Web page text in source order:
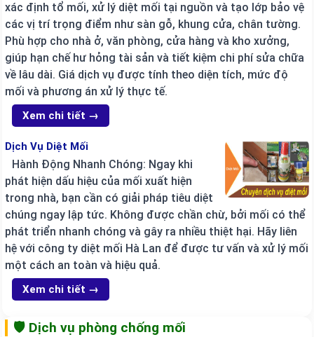
xác định tổ mối, xử lý diệt mối tại nguồn và tạo lớp bảo vệ
các vị trí trọng điểm như sàn gỗ, khung cửa, chân tường.
Phù hợp cho nhà ở, văn phòng, cửa hàng và kho xưởng,
giúp hạn chế hư hỏng tài sản và tiết kiệm chi phí sửa chữa
về lâu dài. Giá dịch vụ được tính theo diện tích, mức độ
mối và phương án xử lý thực tế.
Xem chi tiết →
Dịch Vụ Diệt Mối
Hành Động Nhanh Chóng: Ngay khi
phát hiện dấu hiệu của mối xuất hiện
trong nhà, bạn cần có giải pháp tiêu diệt
chúng ngay lập tức. Không được chần chừ, bởi mối có thể
phát triển nhanh chóng và gây ra nhiều thiệt hại. Hãy liên
hệ với công ty diệt mối Hà Lan để được tư vấn và xử lý mối
một cách an toàn và hiệu quả.
Xem chi tiết →
🛡️ Dịch vụ phòng chống mối